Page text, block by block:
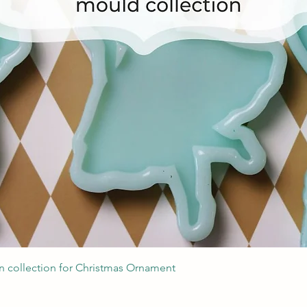
Швидкий перегляд
collection for Christmas Ornament